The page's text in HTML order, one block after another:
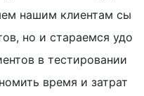
нашим клиентам сы
но и стараемся удо
в тестировании
время и затрат